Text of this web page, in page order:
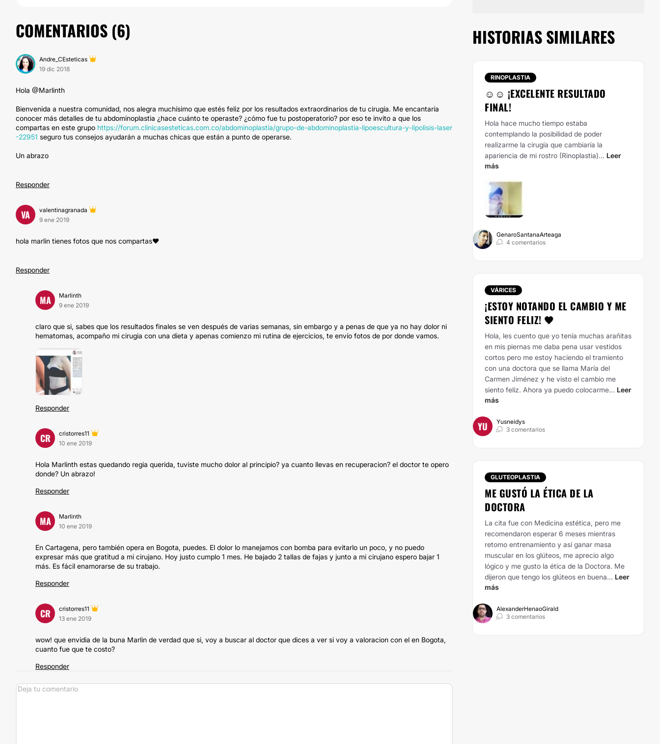
COMENTARIOS (6)
Andre_CEsteticas
19 dic 2018
Hola @Marlinth
Bienvenida a nuestra comunidad, nos alegra muchísimo que estés feliz por los resultados extraordinarios de tu cirugía. Me encantaría
conocer más detalles de tu abdominoplastia ¿hace cuánto te operaste? ¿cómo fue tu postoperatorio? por eso te invito a que los
compartas en este grupo https://forum.clinicasesteticas.com.co/abdominoplastia/grupo-de-abdominoplastia-lipoescultura-y-lipolisis-laser
-22951 seguro tus consejos ayudarán a muchas chicas que están a punto de operarse.
Un abrazo
Responder
VA
valentinagranada
9 ene 2019
hola marlin tienes fotos que nos compartas♥
Responder
MA
Marlinth
9 ene 2019
claro que si, sabes que los resultados finales se ven después de varias semanas, sin embargo y a penas de que ya no hay dolor ni
hematomas, acompaño mi cirugia con una dieta y apenas comienzo mi rutina de ejercicios, te envío fotos de por donde vamos.
Responder
CR
cristorres11
10 ene 2019
Hola Marlinth estas quedando regia querida, tuviste mucho dolor al principio? ya cuanto llevas en recuperacion? el doctor te opero
donde? Un abrazo!
Responder
MA
Marlinth
10 ene 2019
En Cartagena, pero también opera en Bogota, puedes. El dolor lo manejamos con bomba para evitarlo un poco, y no puedo
expresar más que gratitud a mi cirujano. Hoy justo cumplo 1 mes. He bajado 2 tallas de fajas y junto a mi cirujano espero bajar 1
más. Es fácil enamorarse de su trabajo.
Responder
CR
cristorres11
13 ene 2019
wow! que envidia de la buna Marlin de verdad que si, voy a buscar al doctor que dices a ver si voy a valoracion con el en Bogota,
cuanto fue que te costo?
Responder
HISTORIAS SIMILARES
RINOPLASTIA
☺️☺️ ¡EXCELENTE RESULTADO
FINAL!
Hola hace mucho tiempo estaba
contemplando la posibilidad de poder
realizarme la cirugía que cambiaría la
apariencia de mi rostro (Rinoplastia)... Leer
más
GenaroSantanaArteaga
4 comentarios
VÁRICES
¡ESTOY NOTANDO EL CAMBIO Y ME
SIENTO FELIZ! 🧡
Hola, les cuento que yo tenía muchas arañitas
en mis piernas me daba pena usar vestidos
cortos pero me estoy haciendo el tramiento
con una doctora que se llama María del
Carmen Jiménez y he visto el cambio me
siento feliz. Ahora ya puedo colocarme... Leer
más
YU
Yusneidys
3 comentarios
GLUTEOPLASTIA
ME GUSTÓ LA ÉTICA DE LA
DOCTORA
La cita fue con Medicina estética, pero me
recomendaron esperar 6 meses mientras
retomo entrenamiento y así ganar masa
muscular en los glúteos, me aprecio algo
lógico y me gusto la ética de la Doctora. Me
dijeron que tengo los glúteos en buena... Leer
más
AlexanderHenaoGirald
3 comentarios